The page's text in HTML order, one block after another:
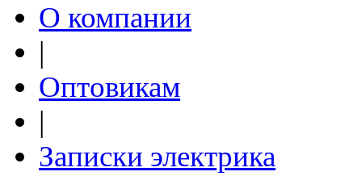
О компании
|
Оптовикам
|
Записки электрика